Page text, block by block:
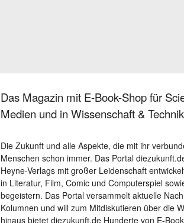
Das Magazin mit E-Book-Shop für
Medien und in Wissenschaft & Technik
Die Zukunft und alle Aspekte, die mit ihr
Menschen schon immer. Das Portal
Heyne-Verlags mit großer Leidenschaft
in Literatur, Film, Comic und Computerspiel
begeistern. Das Portal versammelt aktuelle
Kolumnen und will zum Mitdiskutieren über die
hinaus bietet diezukunft.de Hunderte von E-